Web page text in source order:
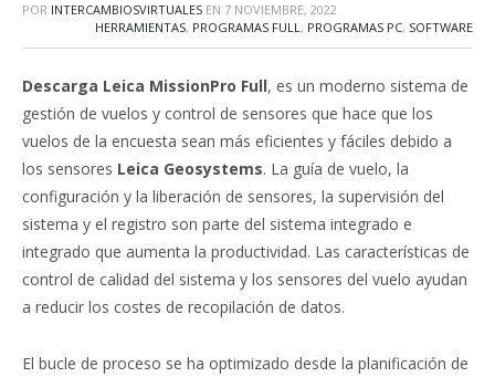
POR INTERCAMBIOSVIRTUALES EN 7 NOVIEMBRE, 2022
HERRAMIENTAS, PROGRAMAS FULL, PROGRAMAS PC, SOFTWARE
Descarga Leica MissionPro Full, es un moderno sistema de
gestión de vuelos y control de sensores que hace que los
vuelos de la encuesta sean más eficientes y fáciles debido a
los sensores Leica Geosystems. La guía de vuelo, la
configuración y la liberación de sensores, la supervisión del
sistema y el registro son parte del sistema integrado e
integrado que aumenta la productividad. Las características de
control de calidad del sistema y los sensores del vuelo ayudan
a reducir los costes de recopilación de datos.
El bucle de proceso se ha optimizado desde la planificación de